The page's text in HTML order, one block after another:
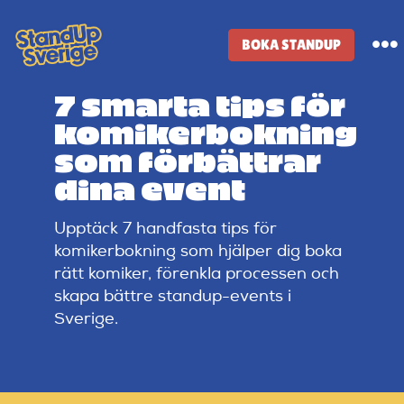
to
content
BOKA STANDUP
Standup-butik
Komiker
Lineup
Tidigare lineup
7 smarta tips för
komikerbokning
som förbättrar
dina event
Upptäck 7 handfasta tips för
komikerbokning som hjälper dig boka
rätt komiker, förenkla processen och
skapa bättre standup-events i
Sverige.